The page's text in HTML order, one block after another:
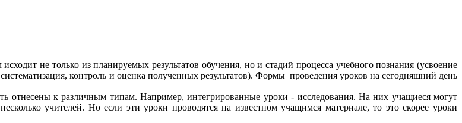
не только из планируемых результатов обучения, но и стадий процесса учебного познания (усвоение
контроль и оценка полученных результатов). Формы проведения уроков на сегодняшний день
отнесены к различным типам. Например, интегрированные уроки - исследования. На них учащиеся могут
учителей. Но если эти уроки проводятся на известном учащимся материале, то это скорее уроки